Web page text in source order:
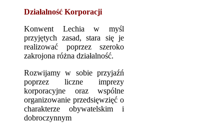
Działalność Korporacji
Konwent Lechia w myśl
przyjętych zasad, stara się je
realizować poprzez szeroko
zakrojona różna działalność.
Rozwijamy w sobie przyjaźń
poprzez liczne imprezy
korporacyjne oraz wspólne
organizowanie przedsięwzięć o
charakterze obywatelskim i
dobroczynnym